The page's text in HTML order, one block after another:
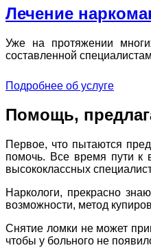
Лечение
Уже на протяжении
составленной
Подробнее об услуге
Помощь,
Первое, что пытаются
помочь. Все время пути к
высококлассных
Наркологи, прекрасно
возможности, метод
Снятие ломки не может
чтобы у больного не